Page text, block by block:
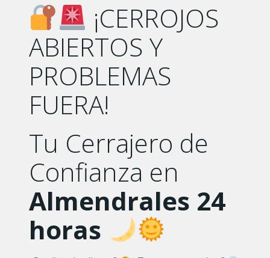
¡CERROJOS
ABIERTOS Y
PROBLEMAS
FUERA!
Tu Cerrajero de
Confianza en
Almendrales 24
horas